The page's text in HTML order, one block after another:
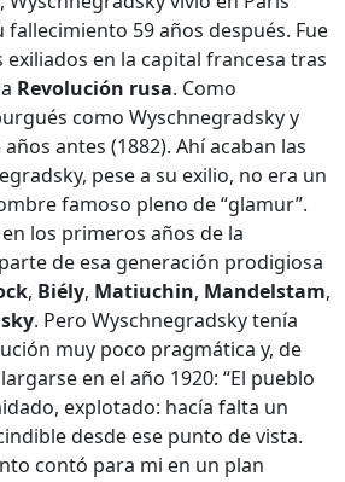
fallecimiento 59 años después. Fue
en la capital francesa tras
Revolución rusa. Como
como Wyschnegradsky y
antes (1882). Ahí acaban las
pese a su exilio, no era un
famoso pleno de “glamur”.
los primeros años de la
de esa generación prodigiosa
, Biély, Matiuchin, Mandelstam,
. Pero Wyschnegradsky tenía
muy poco pragmática y, de
en el año 1920: “El pueblo
explotado: hacía falta un
desde ese punto de vista.
contó para mi en un plan